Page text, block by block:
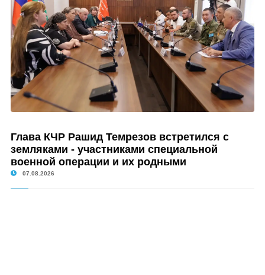
Глава КЧР Рашид Темрезов встретился с
земляками - участниками специальной
военной операции и их родными
07.08.2026